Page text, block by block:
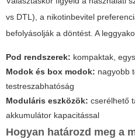
vs DTL), a nikotinbevitel
befolyásolják a döntést. A
Pod rendszerek: kompaktak,
Modok és box modok: nagyobb
testreszabhatóság
Moduláris eszközök: cserélhető
akkumulátor kapacitással
Hogyan határozd meg a